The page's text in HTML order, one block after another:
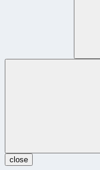
close